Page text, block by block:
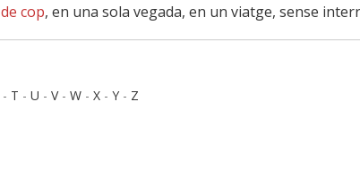
de cop, en una sola vegada, en un viatge, sense
- T - U - V- W - X - Y - Z